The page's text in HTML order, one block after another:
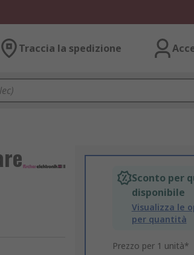
Traccia la spedizione
Sconto per
disponibile
Visualizza le
per quantità
Prezzo per 1 unità*